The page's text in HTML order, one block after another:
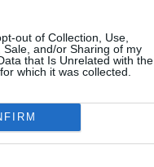
out of Collection, Use,
Sale, and/or Sharing of my
that Is Unrelated with the
which it was collected.
- 08:40